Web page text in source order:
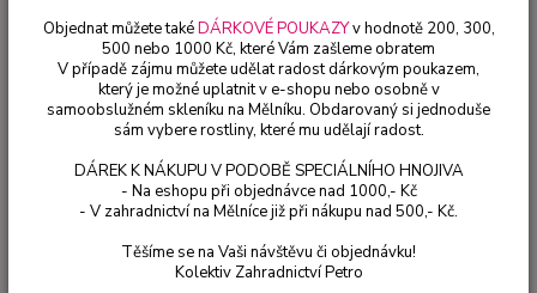
Objednat můžete takéDÁRKOVÉ POUKAZYv hodnotě 200, 300,
500 nebo 1000 Kč, které Vám zašleme obratem
V případě zájmu můžete udělat radost dárkovým poukazem,
který je možné uplatnit v e-shopu nebo osobně v
samoobslužném skleníku na Mělníku. Obdarovaný si jednoduše
sám vybere rostliny, které mu udělají radost.
DÁREK K NÁKUPU V PODOBĚ SPECIÁLNÍHO HNOJIVA
- Na eshopu při objednávce nad 1000,- Kč
- V zahradnictví na Mělníce již při nákupu nad 500,- Kč.
Těšíme se na Vaši návštěvu či objednávku!
Kolektiv Zahradnictví Petro